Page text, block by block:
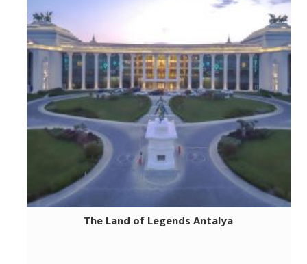
The Land of Legends Antalya